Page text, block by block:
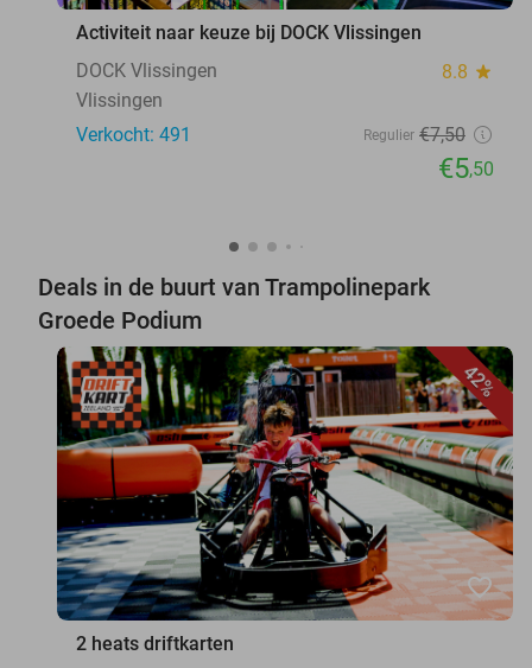
Activiteit naar keuze bij DOCK Vlissingen
DOCK Vlissingen
8.8 star
Vlissingen
Verkocht: 491
Regulier €7,50
€5,50
Deals in de buurt van Trampolinepark
Groede Podium
42%
favorite_border
2 heats driftkarten